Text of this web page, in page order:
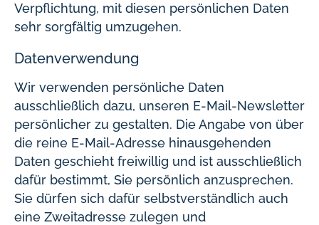
Verpflichtung, mit diesen persönlichen Daten
sehr sorgfältig umzugehen.
Datenverwendung
Wir verwenden persönliche Daten
ausschließlich dazu, unseren E-Mail-Newsletter
persönlicher zu gestalten. Die Angabe von über
die reine E-Mail-Adresse hinausgehenden
Daten geschieht freiwillig und ist ausschließlich
dafür bestimmt, Sie persönlich anzusprechen.
Sie dürfen sich dafür selbstverständlich auch
eine Zweitadresse zulegen und